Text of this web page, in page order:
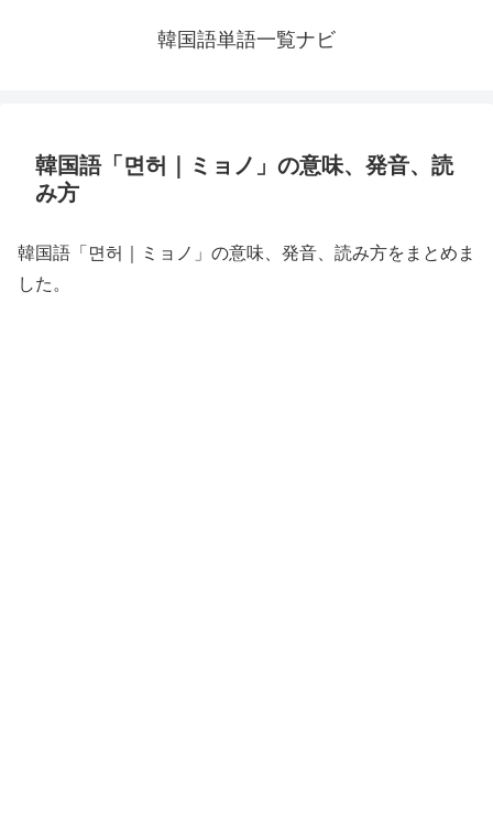
韓国語単語一覧ナビ
韓国語「면허｜ミョノ」の意味、発音、読
み方
韓国語「면허｜ミョノ」の意味、発音、読み方をまとめま
した。